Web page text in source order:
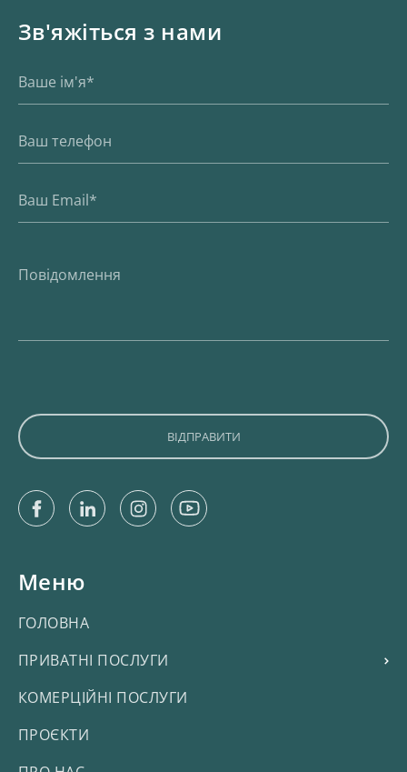
Зв'яжіться з нами
FacebookLinkedinInstagramYoutube
Меню
ГОЛОВНА
ПРИВАТНІ ПОСЛУГИ
КОМЕРЦІЙНІ ПОСЛУГИ
ПРОЄКТИ